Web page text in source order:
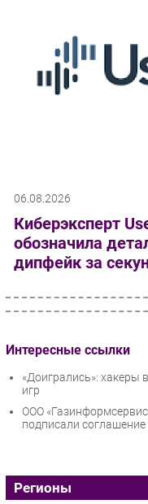
06.08.2026
Киберэксперт
обозначила
дипфейк за
Интересные ссылки
«Доигрались»:
игр
ООО
подписали
Регионы